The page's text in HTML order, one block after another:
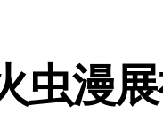
虫漫